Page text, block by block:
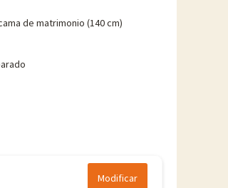
de matrimonio (140 cm)
Modificar